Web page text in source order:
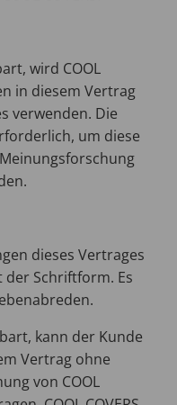
wird COOL
in diesem Vertrag
verwenden. Die
um diese
dieses Vertrages
Schriftform. Es
kann der Kunde
Vertrag ohne
von COOL